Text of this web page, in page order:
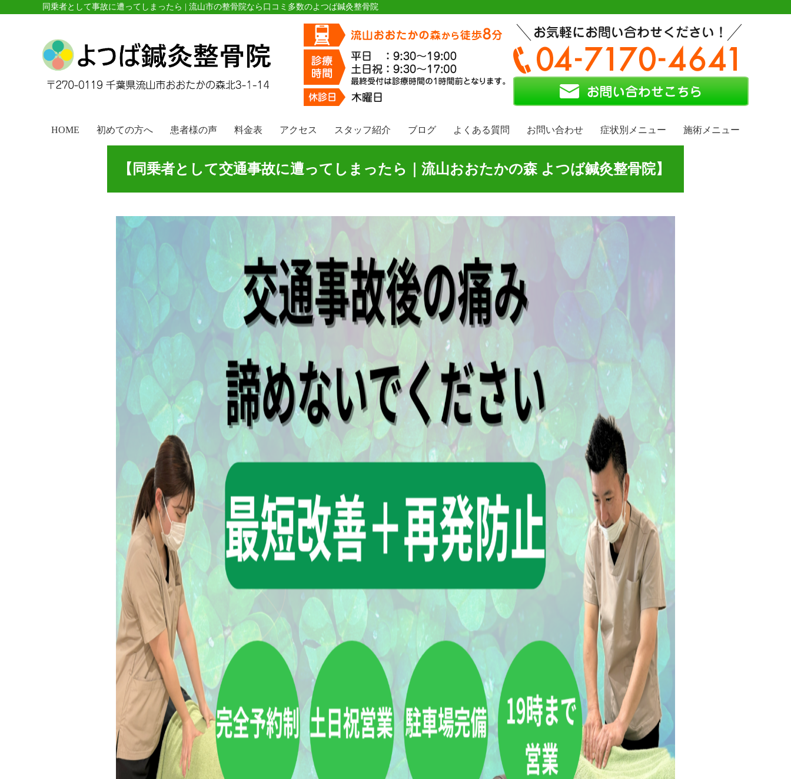
同乗者として事故に遭ってしまったら | 流山市の整骨院なら口コミ多数のよつば鍼灸整骨院
HOME 初めての方へ 患者様の声 料金表 アクセス スタッフ紹介 ブログ よくある質問 お問い合わせ 症状別メニュー 施術メニュー
【同乗者として交通事故に遭ってしまったら｜流山おおたかの森 よつば鍼灸整骨院】